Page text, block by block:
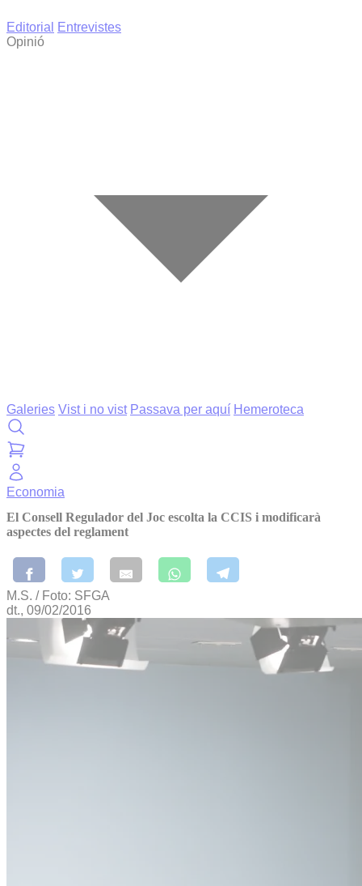
Editorial
Entrevistes
Opinió
Galeries Vist i no vist Passava per aquí Hemeroteca
Economia
El Consell Regulador del Joc escolta la CCIS i modificarà
aspectes del reglament
M.S. / Foto: SFGA
dt., 09/02/2016